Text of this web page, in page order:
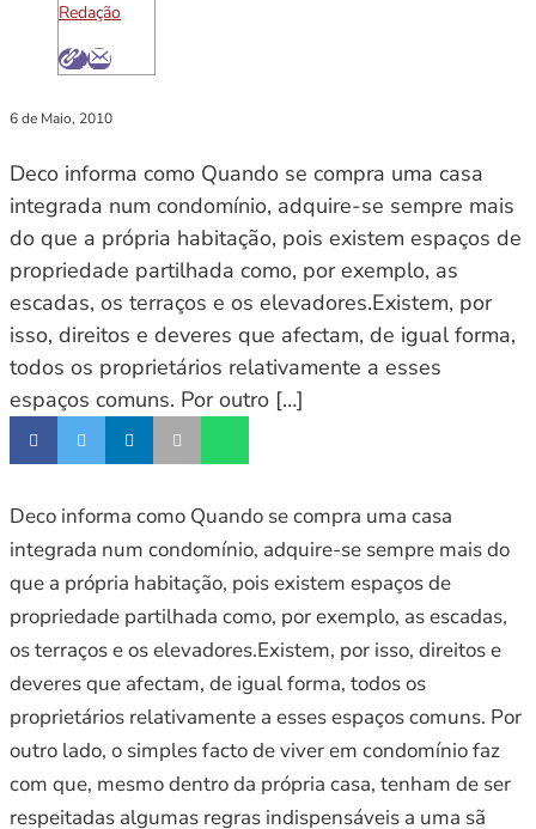
Redação
6 de Maio, 2010
Deco informa como Quando se compra uma casa
integrada num condomínio, adquire-se sempre mais
do que a própria habitação, pois existem espaços de
propriedade partilhada como, por exemplo, as
escadas, os terraços e os elevadores.Existem, por
isso, direitos e deveres que afectam, de igual forma,
todos os proprietários relativamente a esses
espaços comuns. Por outro […]
Deco informa como Quando se compra uma casa
integrada num condomínio, adquire-se sempre mais do
que a própria habitação, pois existem espaços de
propriedade partilhada como, por exemplo, as escadas,
os terraços e os elevadores.Existem, por isso, direitos e
deveres que afectam, de igual forma, todos os
proprietários relativamente a esses espaços comuns. Por
outro lado, o simples facto de viver em condomínio faz
com que, mesmo dentro da própria casa, tenham de ser
respeitadas algumas regras indispensáveis a uma sã